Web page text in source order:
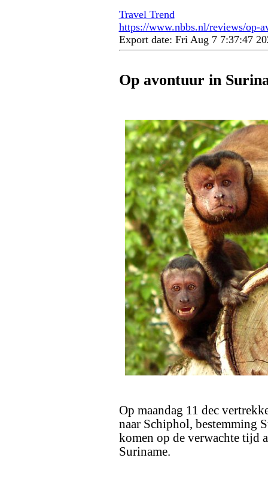
Travel Trend
https://www.nbbs.nl/reviews/op-
Export date: Fri Aug 7 7:37:47
Op avontuur in
Op maandag 11 dec
naar Schiphol, bestemming
komen op de verwachte tijd
Suriname.